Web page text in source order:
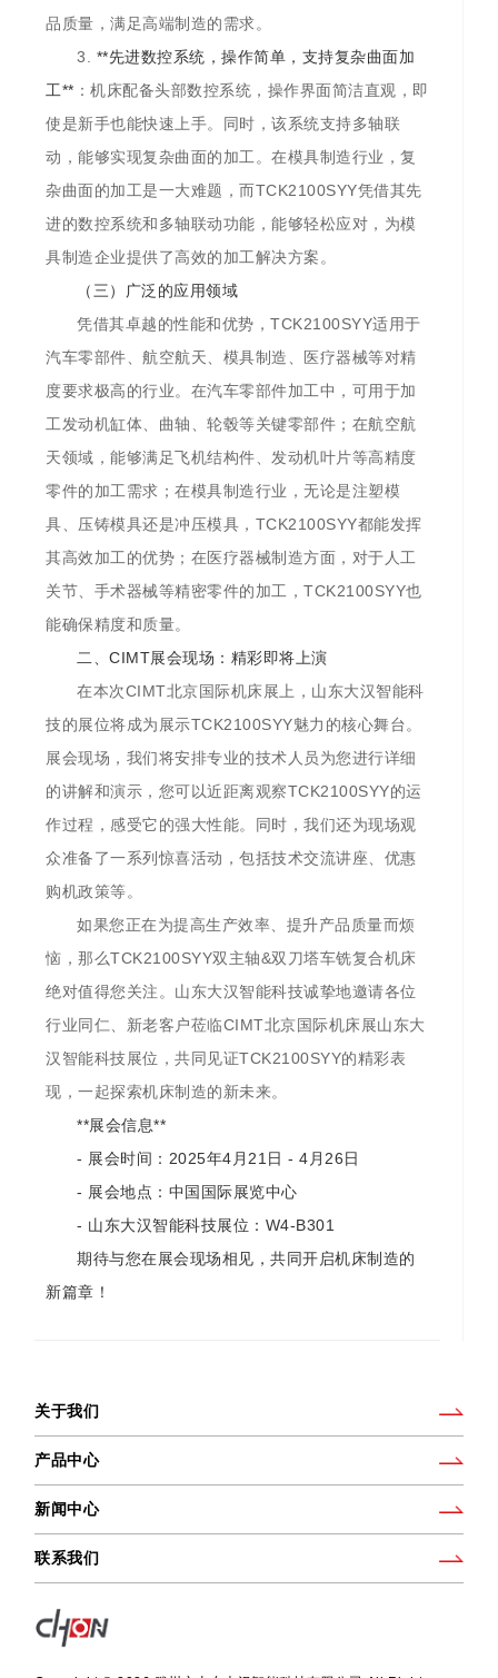
品质量，满足高端制造的需求。
3. **先进数控系统，操作简单，支持复杂曲面加
工** ：机床配备头部数控系统，操作界面简洁直观，即
使是新手也能快速上手。同时，该系统支持多轴联
动，能够实现复杂曲面的加工。在模具制造行业，复
杂曲面的加工是一大难题，而TCK2100SYY凭借其先
进的数控系统和多轴联动功能，能够轻松应对，为模
具制造企业提供了高效的加工解决方案。
（三）广泛的应用领域
凭借其卓越的性能和优势，TCK2100SYY适用于
汽车零部件、航空航天、模具制造、医疗器械等对精
度要求极高的行业。在汽车零部件加工中，可用于加
工发动机缸体、曲轴、轮毂等关键零部件；在航空航
天领域，能够满足飞机结构件、发动机叶片等高精度
零件的加工需求；在模具制造行业，无论是注塑模
具、压铸模具还是冲压模具，TCK2100SYY都能发挥
其高效加工的优势；在医疗器械制造方面，对于人工
关节、手术器械等精密零件的加工，TCK2100SYY也
能确保精度和质量。
二、CIMT展会现场：精彩即将上演
在本次CIMT北京国际机床展上，山东大汉智能科
技的展位将成为展示TCK2100SYY魅力的核心舞台。
展会现场，我们将安排专业的技术人员为您进行详细
的讲解和演示，您可以近距离观察TCK2100SYY的运
作过程，感受它的强大性能。同时，我们还为现场观
众准备了一系列惊喜活动，包括技术交流讲座、优惠
购机政策等。
如果您正在为提高生产效率、提升产品质量而烦
恼，那么TCK2100SYY双主轴&双刀塔车铣复合机床
绝对值得您关注。山东大汉智能科技诚挚地邀请各位
行业同仁、新老客户莅临CIMT北京国际机床展山东大
汉智能科技展位，共同见证TCK2100SYY的精彩表
现，一起探索机床制造的新未来。
**展会信息**
- 展会时间：2025年4月21日 - 4月26日
- 展会地点：中国国际展览中心
- 山东大汉智能科技展位：W4-B301
期待与您在展会现场相见，共同开启机床制造的
新篇章！
关于我们
产品中心
新闻中心
联系我们